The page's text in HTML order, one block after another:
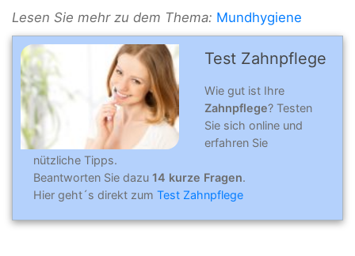
Lesen Sie mehr zu dem Thema: Mundhygiene
Test Zahnpflege
Wie gut ist Ihre
Zahnpflege? Testen
Sie sich online und
erfahren Sie
nützliche Tipps.
Beantworten Sie dazu 14 kurze Fragen.
Hier geht´s direkt zum Test Zahnpflege